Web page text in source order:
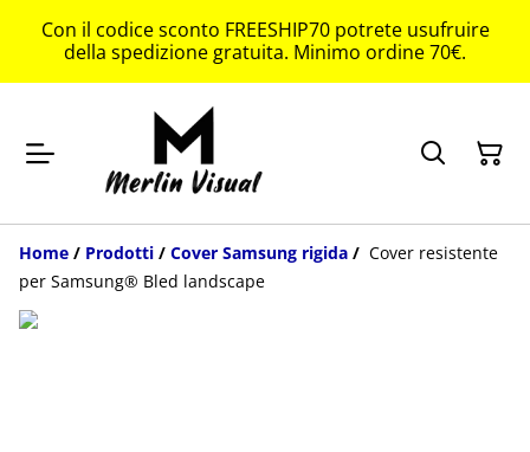
Con il codice sconto FREESHIP70 potrete usufruire
della spedizione gratuita. Minimo ordine 70€.
Home / Prodotti / Cover Samsung rigida / Cover resistente
per Samsung® Bled landscape